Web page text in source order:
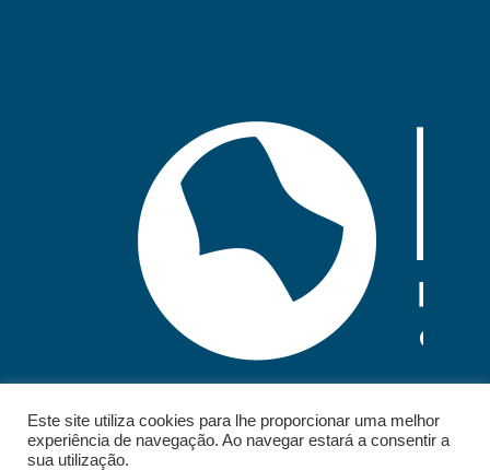
Este site utiliza cookies para lhe proporcionar uma melhor
experiência de navegação. Ao navegar estará a consentir a
sua utilização.